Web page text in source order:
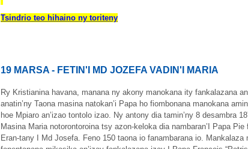
Tsindrio teo hihaino ny toriteny
19 MARSA - FETIN'I MD JOZEFA VADIN'I MARIA
Ry Kristianina havana, manana ny akony manokana ity fankalazana
anatin’ny Taona masina natokan’i Papa ho fiombonana manokana
hoe Mpiaro an’izao tontolo izao. Ny antony dia tamin’ny 8 desambra
Masina Maria notorontoroina tsy azon-keloka dia nambaran’I Papa
Eran-tany I Md Josefa. Feno 150 taona io fanambarana io.